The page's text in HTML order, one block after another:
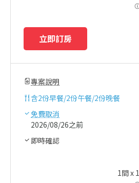
立即訂房
專案說明
含2份早餐/2份午餐/2份晚餐
免費取消
2026/08/26之前
即時確認
1間 x 1